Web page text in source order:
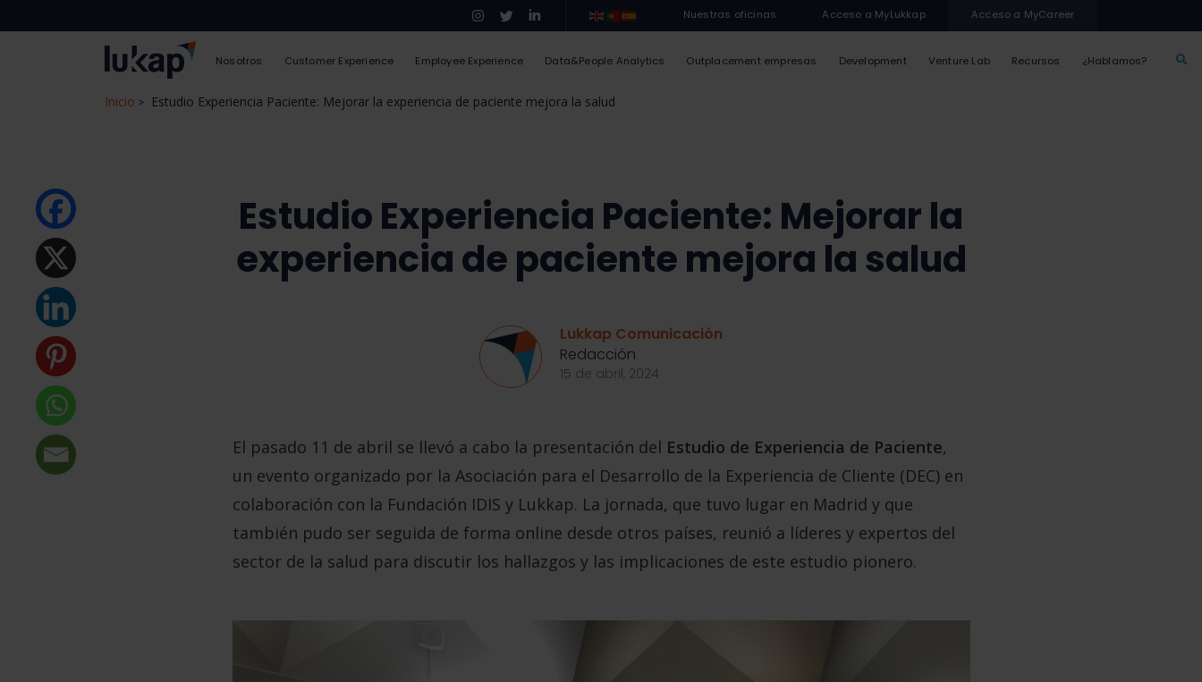
Nuestras oficinas Acceso a MyLukkap Acceso a MyCareer
Nosotros Customer Experience Employee Experience Data&People Analytics Outplacement empresas Development Venture Lab Recursos ¿Hablamos?
Inicio > Estudio Experiencia Paciente: Mejorar la experiencia de paciente mejora la salud
Estudio Experiencia Paciente: Mejorar la
experiencia de paciente mejora la salud
Lukkap Comunicación
Redacción
15 de abril, 2024
El pasado 11 de abril se llevó a cabo la presentación del Estudio de Experiencia de Paciente,
un evento organizado por la Asociación para el Desarrollo de la Experiencia de Cliente (DEC) en
colaboración con la Fundación IDIS y Lukkap. La jornada, que tuvo lugar en Madrid y que
también pudo ser seguida de forma online desde otros países, reunió a líderes y expertos del
sector de la salud para discutir los hallazgos y las implicaciones de este estudio pionero.